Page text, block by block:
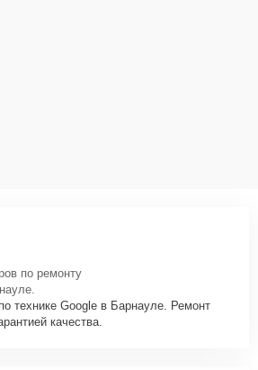
по ремонту
технике Google в Барнауле. Ремонт
качества.